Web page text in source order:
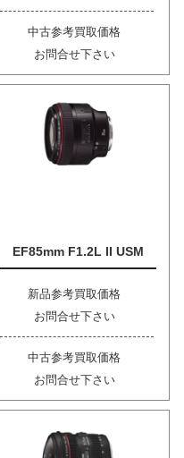
中古参考買取価格
お問合せ下さい
EF85mm F1.2L II USM
新品参考買取価格
お問合せ下さい
中古参考買取価格
お問合せ下さい